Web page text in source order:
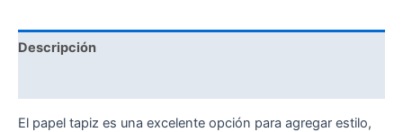
Descripción
El papel tapiz es una excelente opción para agregar estilo,